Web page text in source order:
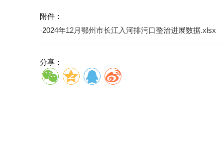
附件：
·2024年12月鄂州市长江入河排污口整治进展数据.xlsx
分享：